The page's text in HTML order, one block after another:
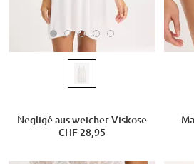
Negligé aus weicher Viskose
CHF 28,95